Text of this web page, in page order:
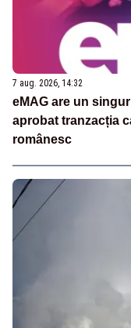
7 aug. 2026, 14:32
eMAG are un
aprobat tranzacția
românesc